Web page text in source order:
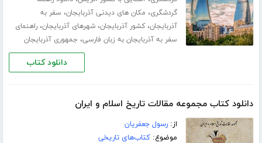
گردشگری، مکان های دیدنی آذربایجان، سفر به
آذربایجان،کشور آذربایجان،شهرهای آذربایجان،راهنمای
سفر به آذربایجان به زبان فارسی، جمهوری آذربایجان
دانلود کتاب
دانلود کتاب مجموعه مقالات تاریخ اسلام و ایران
از:رسول جعفریان
موضوع:کتاب‌های تاریخی